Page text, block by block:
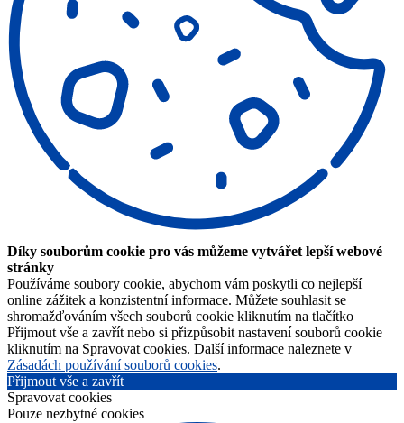
Díky souborům cookie pro vás můžeme vytvářet lepší webové
stránky
Používáme soubory cookie, abychom vám poskytli co nejlepší
online zážitek a konzistentní informace. Můžete souhlasit se
shromažďováním všech souborů cookie kliknutím na tlačítko
Přijmout vše a zavřít nebo si přizpůsobit nastavení souborů cookie
kliknutím na Spravovat cookies. Další informace naleznete v
Zásadách používání souborů cookies.
Přijmout vše a zavřít
Spravovat cookies
Pouze nezbytné cookies